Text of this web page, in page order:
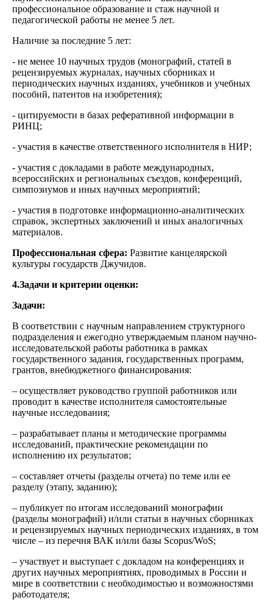
профессиональное образование и стаж научной и
педагогической работы не менее 5 лет.
Наличие за последние 5 лет:
- не менее 10 научных трудов (монографий, статей в
рецензируемых журналах, научных сборниках и
периодических научных изданиях, учебников и учебных
пособий, патентов на изобретения);
- цитируемости в базах реферативной информации в
РИНЦ;
- участия в качестве ответственного исполнителя в НИР;
- участия с докладами в работе международных,
всероссийских и региональных съездов, конференций,
симпозиумов и иных научных мероприятий;
- участия в подготовке информационно-аналитических
справок, экспертных заключений и иных аналогичных
материалов.
Профессиональная сфера: Развитие канцелярской
культуры государств Джучидов.
4.Задачи и критерии оценки:
Задачи:
В соответствии с научным направлением структурного
подразделения и ежегодно утверждаемым планом научно-
исследовательской работы работника в рамках
государственного задания, государственных программ,
грантов, внебюджетного финансирования:
– осуществляет руководство группой работников или
проводит в качестве исполнителя самостоятельные
научные исследования;
– разрабатывает планы и методические программы
исследований, практические рекомендации по
исполнению их результатов;
– составляет отчеты (разделы отчета) по теме или ее
разделу (этапу, заданию);
– публикует по итогам исследований монографии
(разделы монографий) и/или статьи в научных сборниках
и рецензируемых научных периодических изданиях, в том
числе – из перечня ВАК и/или базы Scopus/WoS;
– участвует и выступает с докладом на конференциях и
других научных мероприятиях, проводимых в России и
мире в соответствии с необходимостью и возможностями
работодателя;